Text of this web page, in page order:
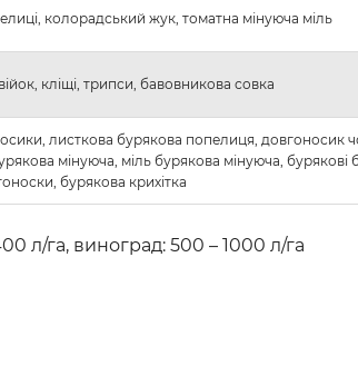
колорадський жук, томатна мінуюча міль
кліщі, трипси, бавовникова совка
листкова бурякова попелиця, довгоносик
мінуюча, міль бурякова мінуюча, бурякові
бурякова крихітка
л/га, виноград: 500 – 1000 л/га